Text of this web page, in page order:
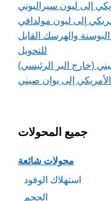
إلى ليون سيراليوني
إلى ليون مولدافي
والهرسك القابل
للتحويل
(خارج البر الرئيسي)
الأمريكي إلى يوان صيني
جميع المحولات
محولات شائعة
استهلاك الوقود
الحجم